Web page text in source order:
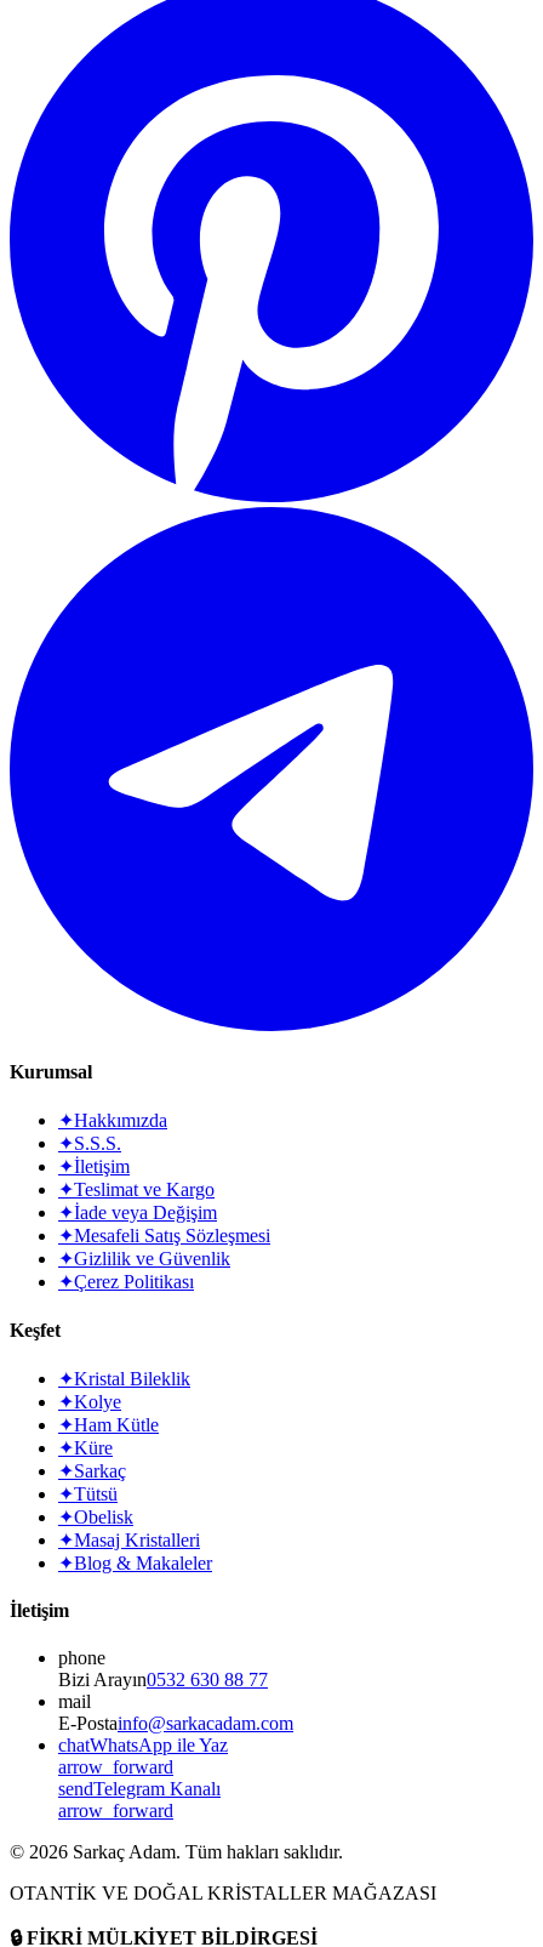
Kurumsal
✦Hakkımızda
✦S.S.S.
✦İletişim
✦Teslimat ve Kargo
✦İade veya Değişim
✦Mesafeli Satış Sözleşmesi
✦Gizlilik ve Güvenlik
✦Çerez Politikası
Keşfet
✦Kristal Bileklik
✦Kolye
✦Ham Kütle
✦Küre
✦Sarkaç
✦Tütsü
✦Obelisk
✦Masaj Kristalleri
✦Blog & Makaleler
İletişim
phone
Bizi Arayın0532 630 88 77
mail
E-Postainfo@sarkacadam.com
chatWhatsApp ile Yaz
arrow_forward
sendTelegram Kanalı
arrow_forward
© 2026 Sarkaç Adam. Tüm hakları saklıdır.
OTANTİK VE DOĞAL KRİSTALLER MAĞAZASI
🔒FİKRİ MÜLKİYET BİLDİRGESİ